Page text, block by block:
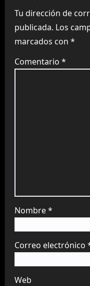
Tu dirección de
publicada. Los
marcados con *
Comentario *
Nombre*
Correo electrónico
Web